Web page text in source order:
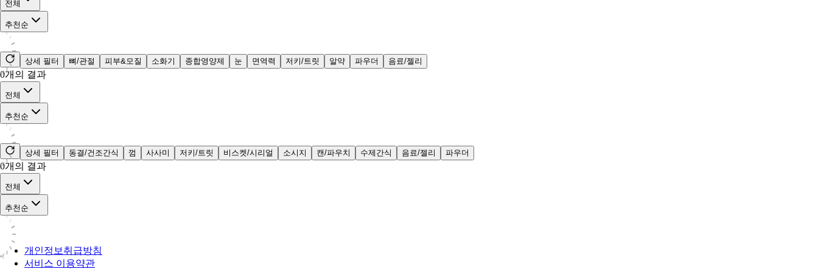
전체
추천순
상세 필터 뼈/관절 피부&모질 소화기 종합영양제 눈 면역력 저키/트릿 알약 파우더 음료/젤리
0개의 결과
전체
추천순
상세 필터 동결/건조간식 껌 사사미 저키/트릿 비스켓/시리얼 소시지 캔/파우치 수제간식 음료/젤리 파우더
0개의 결과
전체
추천순
개인정보취급방침
서비스 이용약관